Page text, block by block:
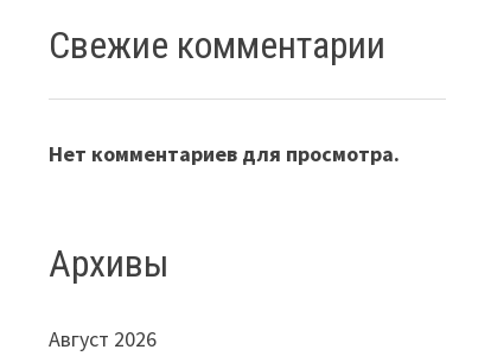
Свежие комментарии
Нет комментариев для просмотра.
Архивы
Август 2026